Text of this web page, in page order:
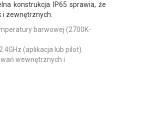
konstrukcja IP65 sprawia, że
i zewnętrznych.
barwowej (2700K-
(aplikacja lub pilot).
wewnętrznych i